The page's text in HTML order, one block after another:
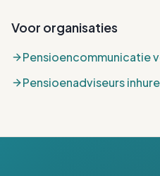
Voor organisaties
Pensioencommunicatie
Pensioenadviseurs